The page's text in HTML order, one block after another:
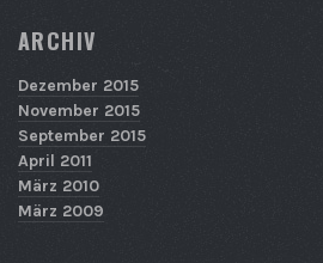
ARCHIV
Dezember 2015
November 2015
September 2015
April 2011
März 2010
März 2009